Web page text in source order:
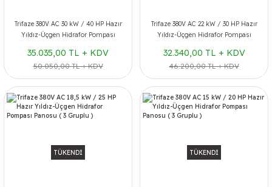
Trifaze 380V AC 30 kW / 40 HP Hazır
Yıldız-Üçgen Hidrafor Pompası
35.035,00 TL + KDV
50.050,00 TL + KDV
Trifaze 380V AC 22 kW / 30 HP Hazır
Yıldız-Üçgen Hidrafor Pompası
32.340,00 TL + KDV
46.200,00 TL + KDV
TÜKENDİ TÜKENDİ